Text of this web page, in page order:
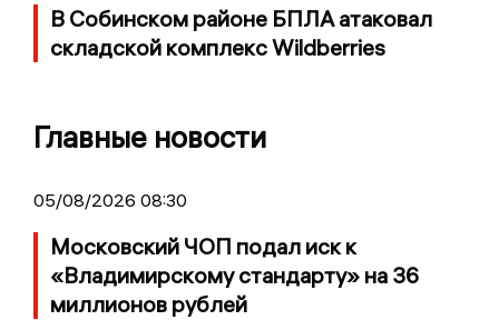
В Собинском районе БПЛА атаковал
складской комплекс Wildberries
Главные новости
05/08/2026 08:30
Московский ЧОП подал иск к
«Владимирскому стандарту» на 36
миллионов рублей